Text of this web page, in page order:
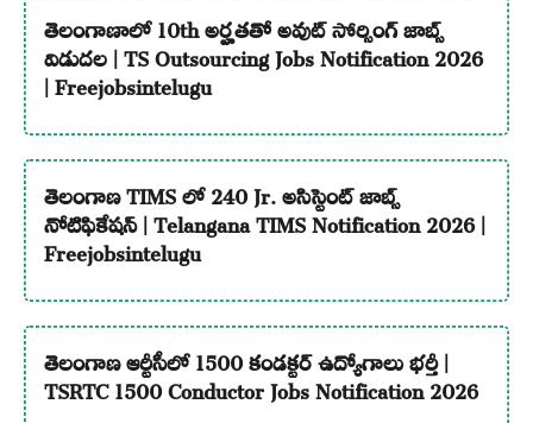
తెలంగాణాలో 10th అర్హతతో అవుట్ సోర్సింగ్ జాబ్స్
విడుదల | TS Outsourcing Jobs Notification 2026
| Freejobsintelugu
తెలంగాణ TIMS లో 240 Jr. అసిస్టెంట్ జాబ్స్
నోటిఫికేషన్ | Telangana TIMS Notification 2026 |
Freejobsintelugu
తెలంగాణ ఆర్టీసీలో 1500 కండక్టర్ ఉద్యోగాలు భర్తీ |
TSRTC 1500 Conductor Jobs Notification 2026